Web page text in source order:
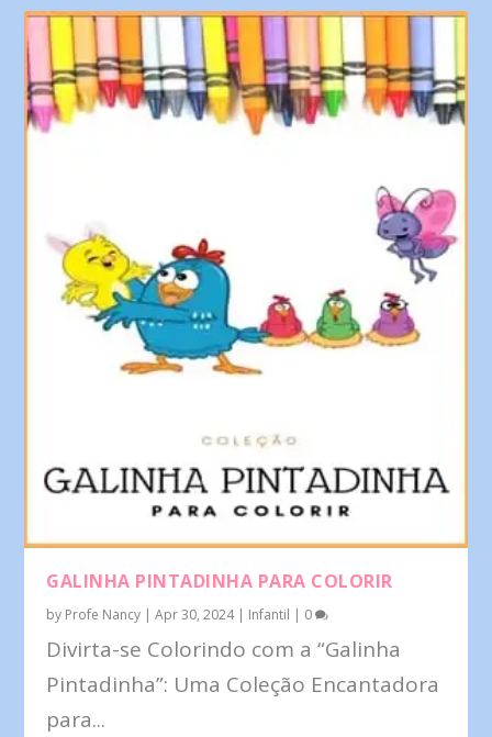
GALINHA PINTADINHA PARA COLORIR
by Profe Nancy |Apr 30, 2024| Infantil | 0
Divirta-se Colorindo com a “Galinha
Pintadinha”: Uma Coleção Encantadora
para...